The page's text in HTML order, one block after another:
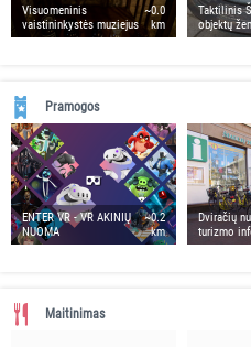
Visuomeninis
vaistininkystės muziejus
~0.0
km
Taktilinis
objektų
Pramogos
ENTER VR - VR AKINIŲ
NUOMA
~0.2
km
Dviračių
turizmo
Maitinimas